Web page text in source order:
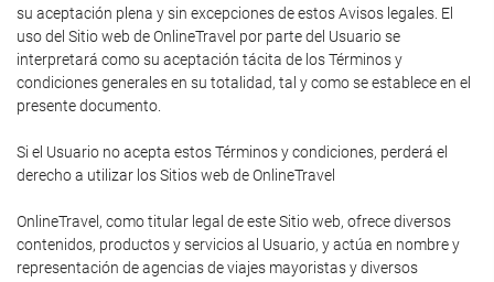
su aceptación plena y sin excepciones de estos Avisos legales. El
uso del Sitio web de OnlineTravel por parte del Usuario se
interpretará como su aceptación tácita de los Términos y
condiciones generales en su totalidad, tal y como se establece en el
presente documento.
Si el Usuario no acepta estos Términos y condiciones, perderá el
derecho a utilizar los Sitios web de OnlineTravel
OnlineTravel, como titular legal de este Sitio web, ofrece diversos
contenidos, productos y servicios al Usuario, y actúa en nombre y
representación de agencias de viajes mayoristas y diversos